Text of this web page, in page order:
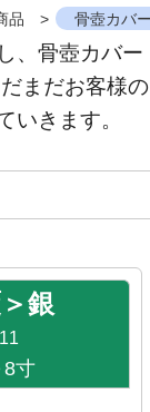
品 骨壺カバ
、骨壺カバ
まだお客様
いきます。
銀
寸